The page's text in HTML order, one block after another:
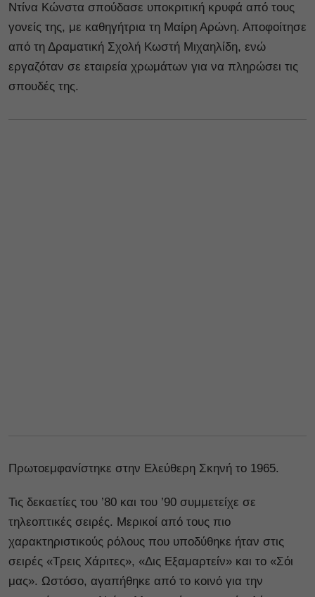
Ντίνα Κώνστα σπούδασε υποκριτική κρυφά από τους
γονείς της, με καθηγήτρια τη Μαίρη Αρώνη. Αποφοίτησε
από τη Δραματική Σχολή Κωστή Μιχαηλίδη, ενώ
εργαζόταν σε εταιρεία χρωμάτων για να πληρώσει τις
σπουδές της.
Πρωτοεμφανίστηκε στην Ελεύθερη Σκηνή το 1965.
Τις δεκαετίες του ’80 και του ’90 συμμετείχε σε
τηλεοπτικές σειρές. Μερικοί από τους πιο
χαρακτηριστικούς ρόλους που υποδύθηκε ήταν στις
σειρές «Τρεις Χάριτες», «Δις Εξαμαρτείν» και το «Σόι
μας». Ωστόσο, αγαπήθηκε από το κοινό για την